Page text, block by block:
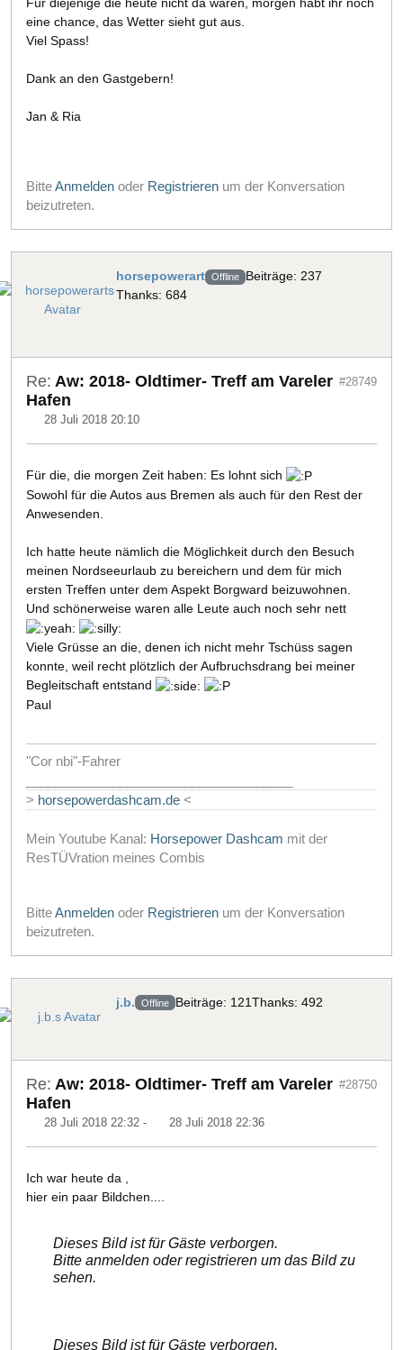
eine chance, das Wetter sieht gut aus.
Viel Spass!
Dank an den Gastgebern!
Jan & Ria
BitteAnmelden oder Registrieren um der Konversation
beizutreten.
horsepowerart Offline Beiträge: 237
Thanks: 684
Re: Aw: 2018- Oldtimer- Treff am Vareler
Hafen
28 Juli 2018 20:10
#28749
Für die, die morgen Zeit haben: Es lohnt sich
Sowohl für die Autos aus Bremen als auch für den Rest der
Anwesenden.
Ich hatte heute nämlich die Möglichkeit durch den Besuch
meinen Nordseeurlaub zu bereichern und dem für mich
ersten Treffen unter dem Aspekt Borgward beizuwohnen.
Und schönerweise waren alle Leute auch noch sehr nett
Viele Grüsse an die, denen ich nicht mehr Tschüss sagen
konnte, weil recht plötzlich der Aufbruchsdrang bei meiner
Begleitschaft entstand
Paul
"Cor nbi"-Fahrer
> horsepowerdashcam.de <
Mein Youtube Kanal: Horsepower Dashcam mit der
ResTÜVration meines Combis
BitteAnmelden oder Registrieren um der Konversation
beizutreten.
j.b. Offline Beiträge: 121Thanks: 492
Re: Aw: 2018- Oldtimer- Treff am Vareler
Hafen
28 Juli 2018 22:32 - 28 Juli 2018 22:36
#28750
Ich war heute da ,
hier ein paar Bildchen....
Dieses Bild ist für Gäste verborgen.
Bitte anmelden oder registrieren um das Bild zu
sehen.
Dieses Bild ist für Gäste verborgen.